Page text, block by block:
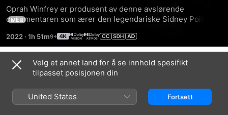
Oprah Winfrey er produsent av denne avslørende
dokumentaren som ærer den legendariske Sidney Poitier –
Med intervjuer med Denzel Washington, Spike Lee, Barbra
Streisand og flere andre.
MER
2022 · 1h 51m
Trailere
Velg et annet land for å se innhold spesifikt
tilpasset posisjonen din
United States Fortsett